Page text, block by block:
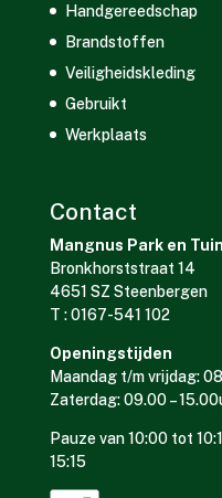
Handgereedschap
Brandstoffen
Veiligheidskleding
Gebruikt
Werkplaats
Contact
Mangnus Park en
Bronkhorststraat 14
4651 SZ Steenbergen
T : 0167-541 102
Openingstijden
Maandag t/m vrijdag:
Zaterdag: 09.00 –
Pauze van 10:00 tot
15:15